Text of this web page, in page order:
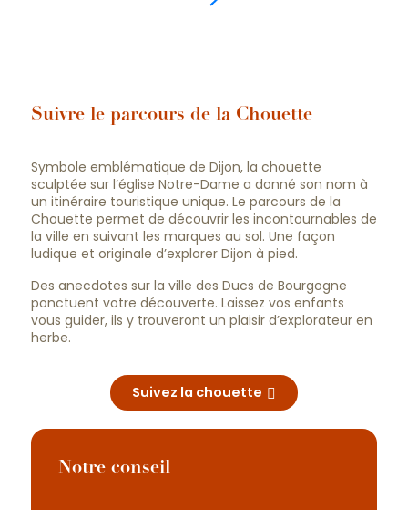
Suivre le parcours de la Chouette
Symbole emblématique de Dijon, la chouette
sculptée sur l’église Notre-Dame a donné son nom à
un itinéraire touristique unique. Le parcours de la
Chouette permet de découvrir les incontournables de
la ville en suivant les marques au sol. Une façon
ludique et originale d’explorer Dijon à pied.
Des anecdotes sur la ville des Ducs de Bourgogne
ponctuent votre découverte. Laissez vos enfants
vous guider, ils y trouveront un plaisir d’explorateur en
herbe.
Suivez la chouette
Notre conseil